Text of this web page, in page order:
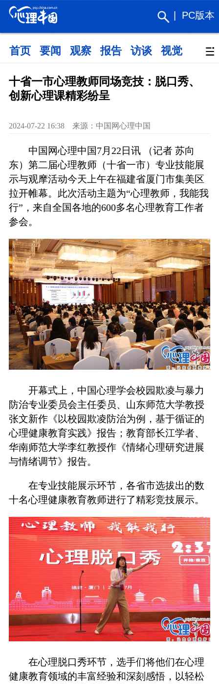
PC版本
首页 要闻 观察 报告 访谈 视觉 政策
十省一市心理教师同场竞技：脱口秀、
创新心理课精彩纷呈
2024-07-22 16:38 来源：中国网心理中国
中国网心理中国7月22日讯 （记者 苏向
东）第二届心理教师（十省一市）专业技能展
示与观摩活动今天上午在福建省厦门市集美区
拉开帷幕。此次活动主题为“心理教师，我能我
行”，来自全国各地的600多名心理教育工作者
参会。
开幕式上，中国心理学会校园欺凌与暴力
防治专业委员会主任委员、山东师范大学教授
张文新作《以校园欺凌防治为例，基于循证的
心理健康教育实践》报告；教育部长江学者、
华南师范大学李红教授作《情绪心理研究进展
与情绪调节》报告。
在专业技能展示环节，各省市选拔出的数
十名心理健康教育教师进行了精彩竞技展示。
在心理脱口秀环节，选手们将他们在心理
健康教育领域的丰富经验和深刻感悟，以轻松